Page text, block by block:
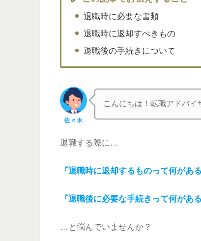
退職時に必要な書類
退職時に返却すべきもの
退職後の手続きについて
佐々木
こんにちは！転職アドバイ
退職する際に…
『退職時に返却するものって何があ
『退職後に必要な手続きって何があ
…と悩んでいませんか？